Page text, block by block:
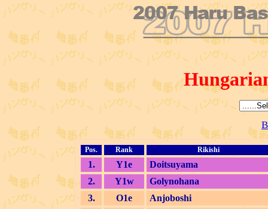
Pos. Rank Rikishi
1. Y1e
Doitsuyama
2.
Y1w
Golynohana
3.
O1e
Anjoboshi